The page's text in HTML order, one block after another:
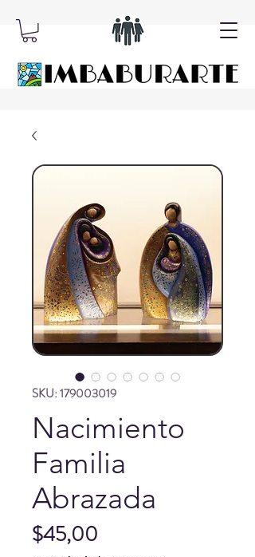
SKU: 179003019
Nacimiento
Familia
Abrazada
$45,00